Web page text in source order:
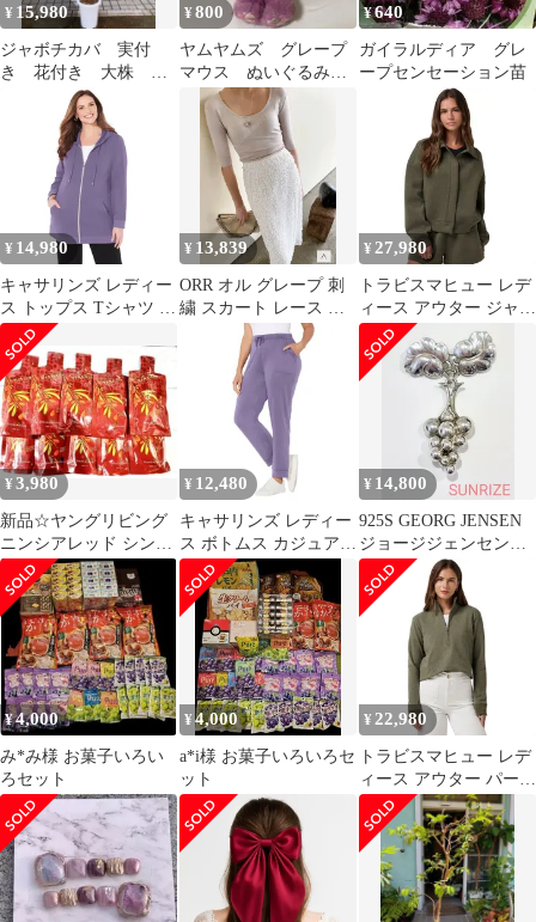
¥ 15,980
ジャボチカバ 実付
き 花付き 大株 送
¥800
ヤムヤムズ グレープ
マウス ぬいぐるみ
キーホルダー
yumyums
¥640
ガイラルディア グレ
ープセンセーション苗
¥ 14,980
キャサリンズ レディー
ス トップス Tシャツ プ
ラスサイズ パイル ニッ
ト パーカー Catherines
Womens Plusize Cloud
Knit French Terry
ZipFron
¥ 13,839
ORR オル グレープ 刺
繍 スカート レース ロ
ング スカート セルフウ
ェディング ブライダル
シャワー
¥ 27,980
トラビスマヒュー レデ
ィース アウター ジャケ
ット・ブルゾン ボタン
ダウン シャツ ダウン
キャップ ケープ
TravisMathew
Cloudscape Button Down
Shirt Wom
¥3,980
新品☆ヤングリビング
ニンシアレッド シング
ル 10個 アロマ 精油☆
未開封
¥ 12,480
キャサリンズ レディー
ス ボトムス カジュアル
パンツ プラスサイズ パ
イル ニット Catherines
Womens Plusize Cloud
Knit French Terry Jogger
¥ 14,800
925S GEORG JENSEN
ジョージジェンセン
217A ムーンライトグレ
ープ ブローチ
【K1252】
¥4,000
み*み様 お菓子いろい
ろセット
¥4,000
a*i様 お菓子いろいろセ
ット
¥ 22,980
トラビスマヒュー レデ
ィース アウター パーカ
ー・スウェット スウェ
ット シャツ
TravisMathew Cloud
12Zip Sweatshirt
Womens Heather Grape le